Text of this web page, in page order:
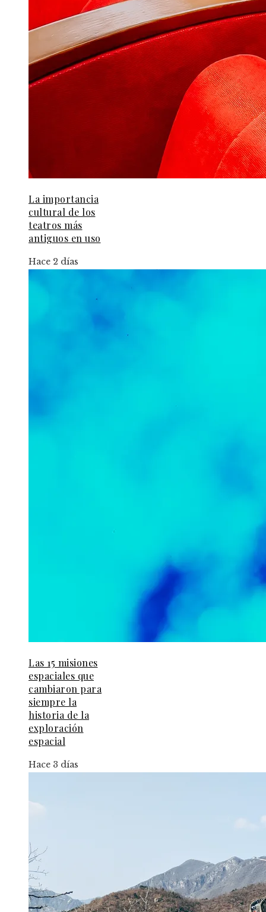
La importancia
cultural de los
teatros más
antiguos en uso
Hace 2 días
Las 15 misiones
espaciales que
cambiaron para
siempre la
historia de la
exploración
espacial
Hace 3 días